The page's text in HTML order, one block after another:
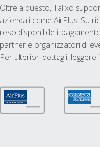
Oltre a questo, Talixo
aziendali come AirPlus. Su
reso disponibile il
partner e organizzatori di
Per ulteriori dettagli, leggere il